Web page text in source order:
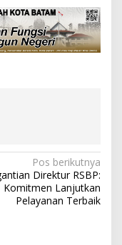
Pos berikutnya
Direktur RSBP:
Komitmen Lanjutkan
Pelayanan Terbaik